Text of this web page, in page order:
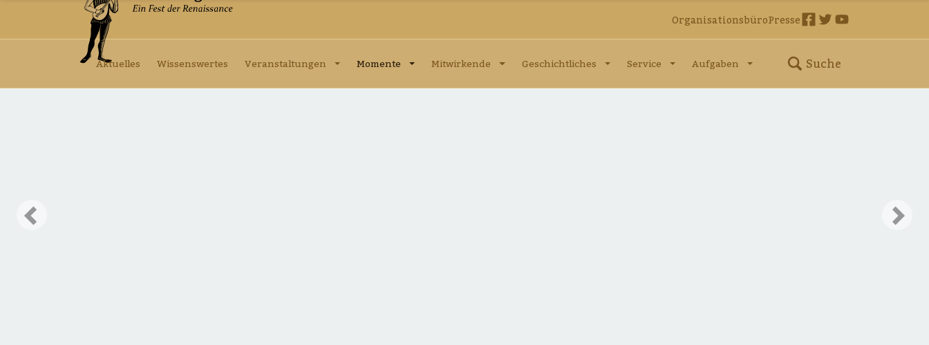
OrganisationsbüroPresse
Aktuelles Wissenswertes Veranstaltungen Momente Mitwirkende Geschichtliches Service Aufgaben Suche